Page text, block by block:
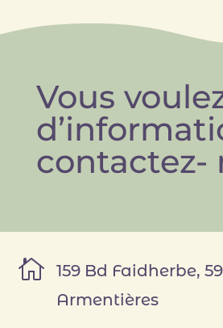
Vous
contactez-

159 Bd Faidherbe,
Armentières